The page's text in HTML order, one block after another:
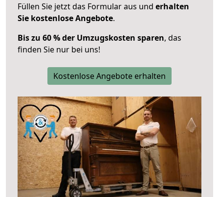
Füllen Sie jetzt das Formular aus und erhalten
Sie kostenlose Angebote.
Bis zu 60 % der Umzugskosten sparen, das
finden Sie nur bei uns!
Kostenlose Angebote erhalten